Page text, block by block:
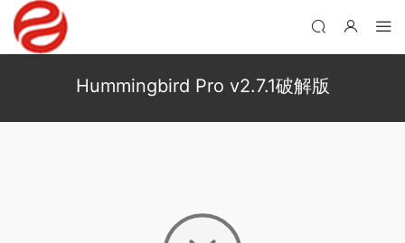
Hummingbird Pro v2.7.1破解版